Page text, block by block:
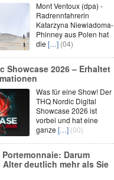
Mont Ventoux (dpa) -
Radrennfahrerin
Katarzyna Niewiadoma-
Phinney aus Polen hat
die […] (04)
Showcase 2026 – Erhaltet
Was für eine Show! Der
THQ Nordic Digital
Showcase 2026 ist
vorbei und hat eine
ganze […] (00)
Darum
deutlich mehr als Sie